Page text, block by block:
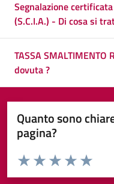
Segnalazione
(S.C.I.A.) - Di cosa si
TASSA SMALTIMENTO
dovuta ?
Quanto sono
pagina?
Valuta da 1 a 5 stelle la
Valuta
Valuta 4
Valuta 3 stelle
Valuta 2 stelle su 5
Valuta 1 stelle su 5